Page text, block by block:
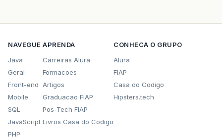
NAVEGUE
Java
Geral
Front-end
Mobile
SQL
JavaScript
PHP
APRENDA
Carreiras Alura
Formacoes
Artigos
Graduacao FIAP
Pos-Tech FIAP
Livros Casa do Codigo
CONHECA O GRUPO
Alura
FIAP
Casa do Codigo
Hipsters.tech